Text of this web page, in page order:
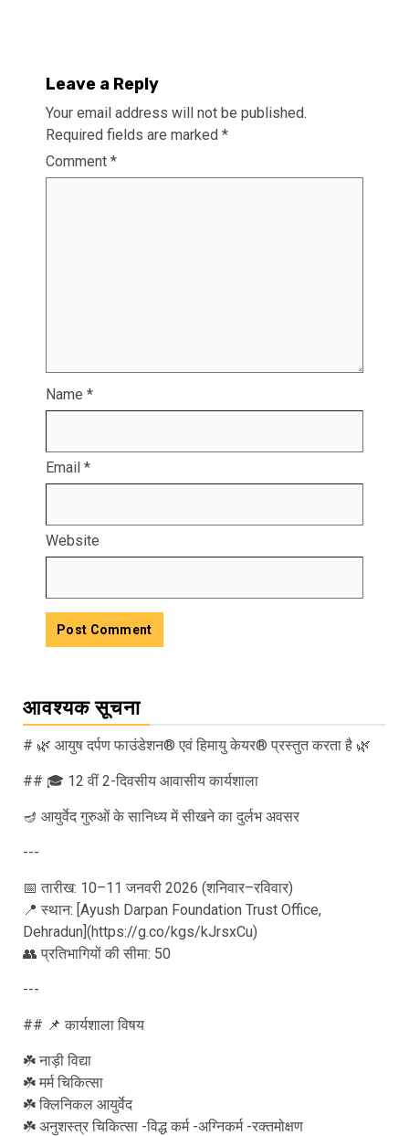
Leave a Reply
Your email address will not be published.
Required fields are marked *
Comment *
Name *
Email *
Website
आवश्यक सूचना
# 🌿 आयुष दर्पण फाउंडेशन® एवं हिमायु केयर® प्रस्तुत करता है 🌿
## 🎓 12 वीं 2-दिवसीय आवासीय कार्यशाला
🪔 आयुर्वेद गुरुओं के सानिध्य में सीखने का दुर्लभ अवसर
---
📅 तारीख: 10–11 जनवरी 2026 (शनिवार–रविवार)
📍 स्थान: [Ayush Darpan Foundation Trust Office,
Dehradun](https://g.co/kgs/kJrsxCu)
👥 प्रतिभागियों की सीमा: 50
---
## 📌 कार्यशाला विषय
☘️ नाड़ी विद्या
☘️ मर्म चिकित्सा
☘️ क्लिनिकल आयुर्वेद
☘️ अनुशस्त्र चिकित्सा -विद्ध कर्म -अग्निकर्म -रक्तमोक्षण